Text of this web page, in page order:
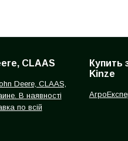
CLAAS
Deere, CLAAS,
В наявності
по всій
Купить
Kinze